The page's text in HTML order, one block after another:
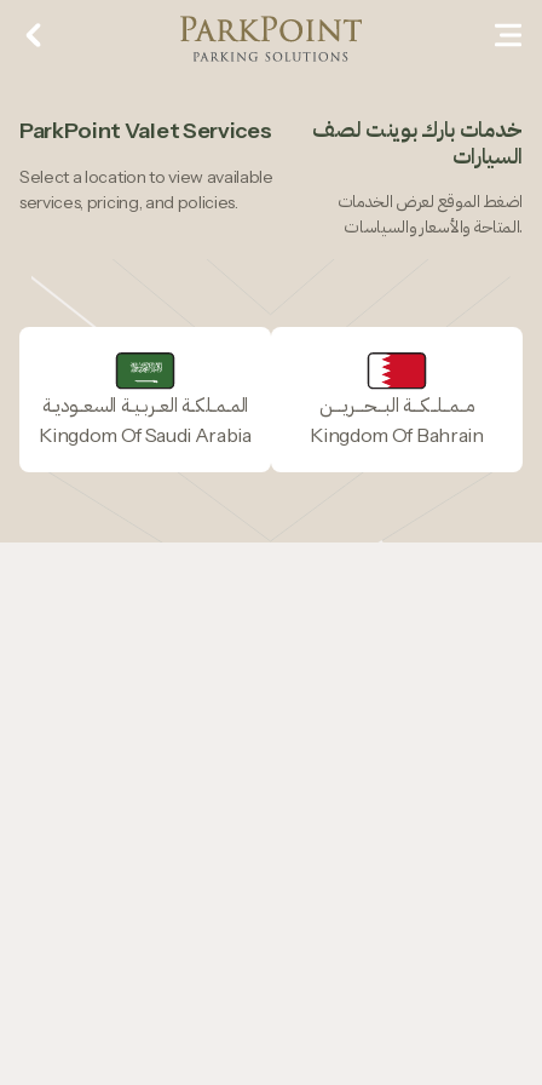
ParkPoint Valet Services
Select a location to view available
services, pricing, and policies.
خدمات بارك بوينت لصف
السيارات
اضغط الموقع لعرض الخدمات
.المتاحة والأسعار والسياسات
المــمــلكــة العــربــيــة السعـــوديــة
Kingdom Of Saudi Arabia
مـــمـــلـــكــــة البــــحــــريـــــن
Kingdom Of Bahrain